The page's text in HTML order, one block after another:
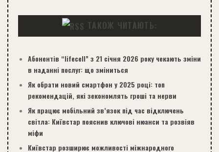
ТАКОЖ ЧИТАЮТЬ:
Абонентів “lifecell” з 21 січня 2026 року чекають зміни
в наданні послуг: що зміниться
Як обрати новий смартфон у 2025 році: топ
рекомендацій, які зекономлять гроші та нерви
Як працює мобільний зв’язок під час відключень
світла: Київстар пояснив ключові нюанси та розвіяв
міфи
Київстар розширює можливості міжнародного